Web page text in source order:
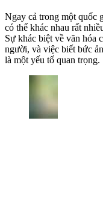
Ngay cả trong một quốc
có thể khác nhau rất
Sự khác biệt về văn hóa
người, và việc biết bức
là một yếu tố quan trọng.